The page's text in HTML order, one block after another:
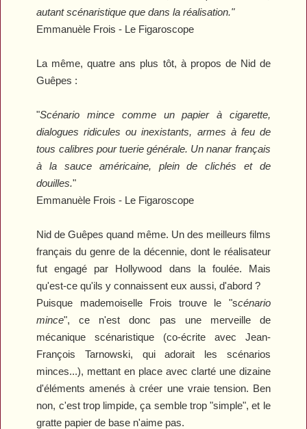
autant scénaristique que dans la réalisation."
Emmanuèle Frois - Le Figaroscope
La même, quatre ans plus tôt, à propos de Nid de
Guêpes :
"Scénario mince comme un papier à cigarette,
dialogues ridicules ou inexistants, armes à feu de
tous calibres pour tuerie générale. Un nanar français
à la sauce américaine, plein de clichés et de
douilles."
Emmanuèle Frois - Le Figaroscope
Nid de Guêpes quand même. Un des meilleurs films
français du genre de la décennie, dont le réalisateur
fut engagé par Hollywood dans la foulée. Mais
qu'est-ce qu'ils y connaissent eux aussi, d'abord ?
Puisque mademoiselle Frois trouve le "scénario
mince", ce n'est donc pas une merveille de
mécanique scénaristique (co-écrite avec Jean-
François Tarnowski, qui adorait les scénarios
minces...), mettant en place avec clarté une dizaine
d'éléments amenés à créer une vraie tension. Ben
non, c'est trop limpide, ça semble trop "simple", et le
gratte papier de base n'aime pas.